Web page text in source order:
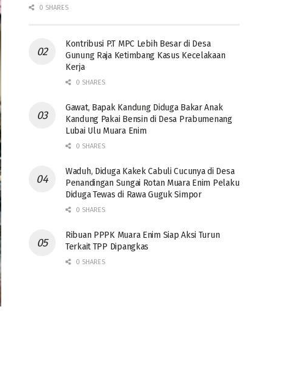
0 SHARES
Kontribusi P.T MPC Lebih Besar di Desa
Gunung Raja Ketimbang Kasus Kecelakaan
Kerja
0 SHARES
Gawat, Bapak Kandung Diduga Bakar Anak
Kandung Pakai Bensin di Desa Prabumenang
Lubai Ulu Muara Enim
0 SHARES
Waduh, Diduga Kakek Cabuli Cucunya di Desa
Penandingan Sungai Rotan Muara Enim Pelaku
Diduga Tewas di Rawa Guguk Simpor
0 SHARES
Ribuan PPPK Muara Enim Siap Aksi Turun
Terkait TPP Dipangkas
0 SHARES